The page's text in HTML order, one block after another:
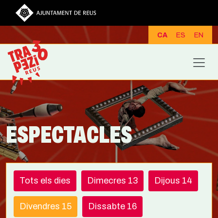
Vés al contingut
CA ES EN
ESPECTACLES
Tots els dies Dimecres 13 Dijous 14
Divendres 15 Dissabte 16